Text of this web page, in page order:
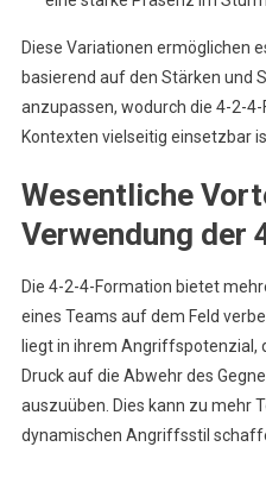
Diese Variationen ermöglichen
basierend auf den Stärken und
anzupassen, wodurch die 4-2-
Kontexten vielseitig einsetzbar
Wesentliche
Verwendung der
Die 4-2-4-Formation bietet
eines Teams auf dem Feld
liegt in ihrem Angriffspotenzial,
Druck auf die Abwehr des
auszuüben. Dies kann zu mehr
dynamischen Angriffsstil